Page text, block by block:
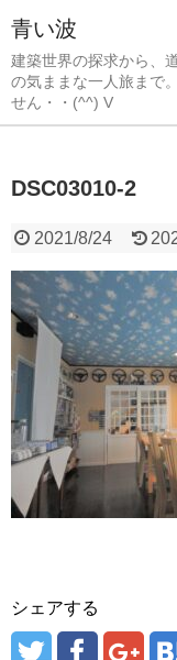
青い波
建築世界の探求から、
の気ままな一人旅まで
せん・・(^^) V
DSC03010-2
2021/8/24
シェアする